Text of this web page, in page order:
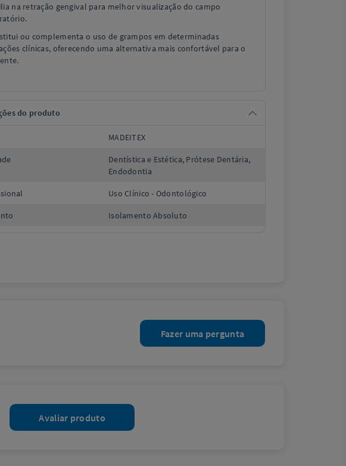
na retração gengival para melhor visualização do campo
ou complementa o uso de grampos em determinadas
clínicas, oferecendo uma alternativa mais confortável para o
do produto
MADEITEX
Dentística e Estética, Prótese Dentária,
Endodontia
Uso Clínico - Odontológico
Isolamento Absoluto
Fazer uma pergunta
Avaliar produto